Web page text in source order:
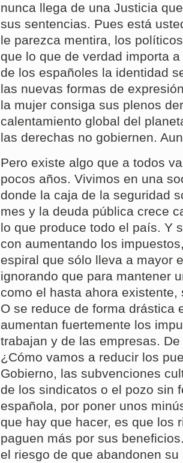
nunca llega de una Justicia
sus sentencias. Pues está
le parezca mentira, los
que lo que de verdad importa
de los españoles la identidad
las nuevas formas de
la mujer consiga sus plenos
calentamiento global del
las derechas no gobiernen.
Pero existe algo que a todos
pocos años. Vivimos en una
donde la caja de la seguridad
mes y la deuda pública crece
lo que produce todo el país. Y
con aumentando los
espiral que sólo lleva a mayor
ignorando que para mantener
como el hasta ahora
O se reduce de forma drástica
aumentan fuertemente los
trabajan y de las empresas.
¿Cómo vamos a reducir los
Gobierno, las subvenciones
de los sindicatos o el pozo sin
española, por poner unos
que hay que hacer, es que los
paguen más por sus
el riesgo de que abandonen